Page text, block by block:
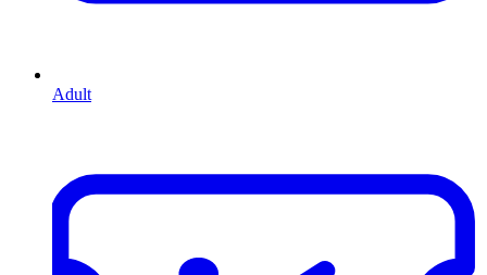
Adult